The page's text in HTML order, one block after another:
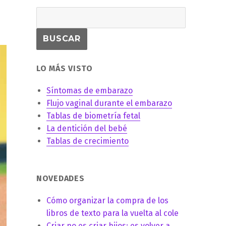
LO MÁS VISTO
Síntomas de embarazo
Flujo vaginal durante el embarazo
Tablas de biometría fetal
La dentición del bebé
Tablas de crecimiento
NOVEDADES
Cómo organizar la compra de los
libros de texto para la vuelta al cole